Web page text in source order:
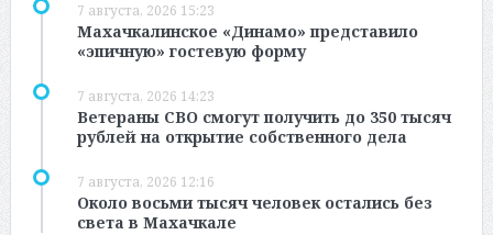
7 августа, 2026 15:23
Махачкалинское «Динамо» представило
«эпичную» гостевую форму
7 августа, 2026 14:23
Ветераны СВО смогут получить до 350 тысяч
рублей на открытие собственного дела
7 августа, 2026 12:16
Около восьми тысяч человек остались без
света в Махачкале